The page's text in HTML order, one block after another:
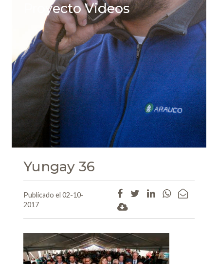
Proyecto Videos
Yungay 36
Publicado el 02-10-
2017